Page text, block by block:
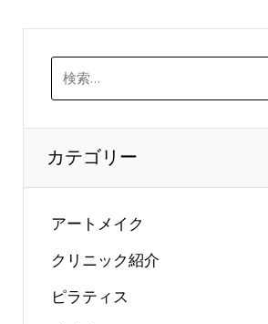
検
索:
カテゴリー
アートメイク
クリニック紹介
ピラティス